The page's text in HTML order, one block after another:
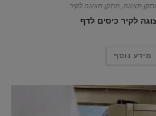
תצוגה,מתקן תצוגה לקיר
לקיר כיסים לדף
מידע נוסף